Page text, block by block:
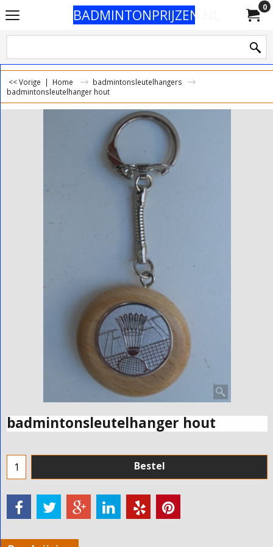
BADMINTONPRIJZEN.NL 0
<< Vorige | Home
badmintonsleutelhangers
badmintonsleutelhanger hout
badmintonsleutelhanger hout
Bestel